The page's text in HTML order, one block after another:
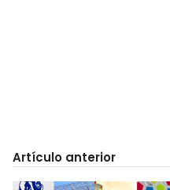
Artículo anterior